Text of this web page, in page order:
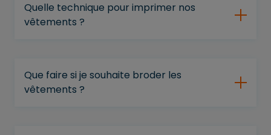
Quelle technique pour imprimer nos
vêtements ?
Que faire si je souhaite broder les
vêtements ?